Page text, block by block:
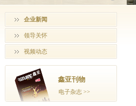
企业新闻
领导关怀
视频动态
鑫亚刊物
电子杂志 >>